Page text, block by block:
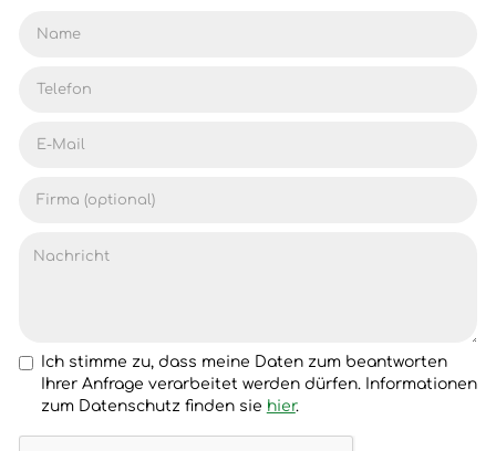
Ich stimme zu, dass meine Daten zum beantworten
Ihrer Anfrage verarbeitet werden dürfen. Informationen
zum Datenschutz finden sie hier.